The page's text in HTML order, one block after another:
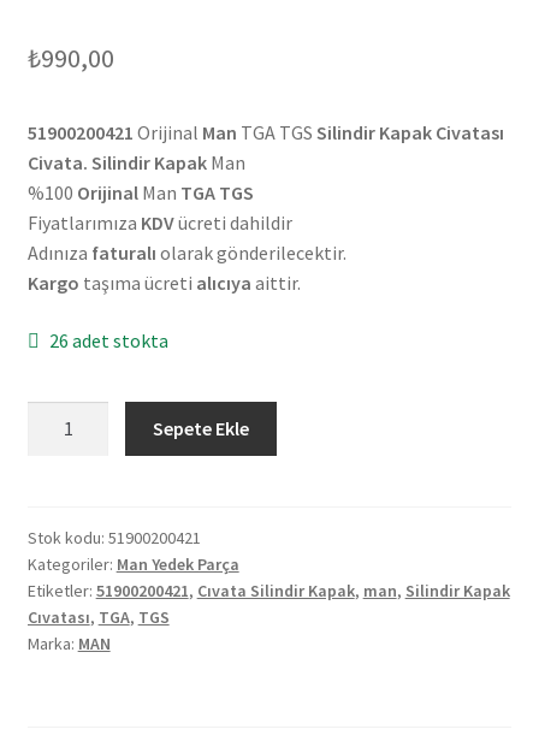
₺990,00
51900200421 Orijinal Man TGA TGS Silindir Kapak Civatası
Civata. Silindir KapakMan
%100 OrijinalMan TGA TGS
Fiyatlarımıza KDVücreti dahildir
Adınıza faturalı olarak gönderilecektir.
Kargo taşıma ücreti alıcıya aittir.
26 adet stokta
Silindir
Kapak
Civatası
51900200421
adet
Sepete Ekle
Stok kodu: 51900200421
Kategoriler: Man Yedek Parça
Etiketler: 51900200421, Cıvata Silindir Kapak, man, Silindir Kapak
Cıvatası, TGA, TGS
Marka: MAN